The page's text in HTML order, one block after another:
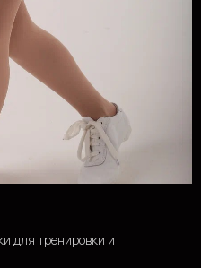
для тренировки и